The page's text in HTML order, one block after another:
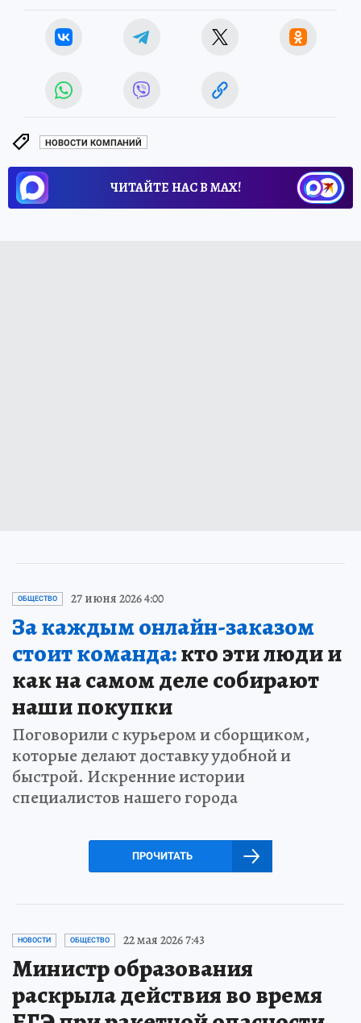
НОВОСТИ КОМПАНИЙ
ЧИТАЙТЕ НАС В МАХ!
ОБЩЕСТВО 27 июня 2026 4:00
За каждым онлайн-заказом
стоит команда:кто эти люди и
как на самом деле собирают
наши покупки
Поговорили с курьером и сборщиком,
которые делают доставку удобной и
быстрой. Искренние истории
специалистов нашего города
ПРОЧИТАТЬ
НОВОСТИ ОБЩЕСТВО 22 мая 2026 7:43
Министр образования
раскрыла действия во время